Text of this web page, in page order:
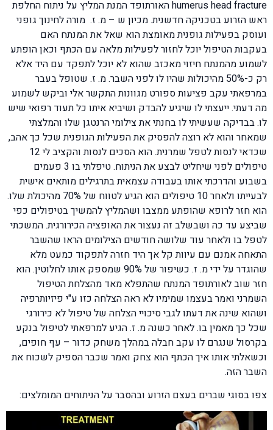
humerus head fracture האורתופד המנת המליץ על ניתוח החלפת
ראש הזרוע בטכניקה חדשנית. מכיון ש – מ. ז. מורה לחינוך גופני
ועוסק בפעילות גופנית מאומצת הוא שאל את המנתח האם
בעקבות הטיפול יוכל לחזור לפעילות מלאה עם הכתף וכאן הופתע
לשמוע מהמנתח חיזוי מאכזב שהוא לא יוכל לתפקד עם היד אלא
רק כ-50% מהיכולות שהיו לו לפני השבר. מ. ז. שטופל בעבר
במרפאתי עקב פציעות ספורט מגוונות התקשר אלי וביקש לשמוע
מה דעתי. ייעצתי לו שיגיע להבדק ושיביא איתו כל תעוד רפואי שיש
לו. בבדיקה שעשיתי לו בחנתי את צילומי הרנטגן שלו והמלצתי
שמאחר והוא לא רוצה להפסיק את הפעילות הגופנית שכל כך אהב,
שכדאי לנסות לטפל שמרנית. הוא הסכים לנסות והקציב לי 12
טיפולים לפני שיחליט לבצע את הניתוח. טיפלתי בו 3 פעמים
בשבוע והדרכתי אותו בעבודה עצמאית בתרגילים מותאים אישית
לבעייתו ולאחר 10 טיפולים הוא הגיע לטווח של 70% מהיכולת שלו.
הוא חזר לרופא שהופתע ממצבו ושהמליץ להמשיך בטיפולים כפי
שביצע עד כה ושבשלב זה נעצור את האופציה הכירורגית. המשכתי
לטפל בו ולאחר עוד שלושה חודשים הצילומים הראו שהשבר
התאחה אמנם עם עיוות קל אך היד חזרה לתפקוד כמעט מלא
שהוגדר על ידי מ. ז. כשיפור של 90% שמספק אותו לחלוטין. הוא
חזר שוב לאורתופד המנתח שהתפלא מאד מהצלחת הטיפול
השמרני ואמר בעצמו שמימיו לא ראה הצלחה כזו ע"י פיזיותרפיה
ושהוא שינה את דעתו לגבי סיכויי הצלחה של טיפול לא כירורגי
שכל כך מאמין בו. לאחר כשנה מ. ז. הגיע למרפאתי לטיפול בנקע
בקרסול שנגרם לו עקב חבלה במהלך משחק כדור – עף חופים,
וכשאלתי אותו איך הכתף הוא צחק ואמר שכבר הספיק לשכוח את
השבר הזה.
צפו בסוגי שברים בעצם הזרוע ובהסבר על הניתוחים המומלצים: